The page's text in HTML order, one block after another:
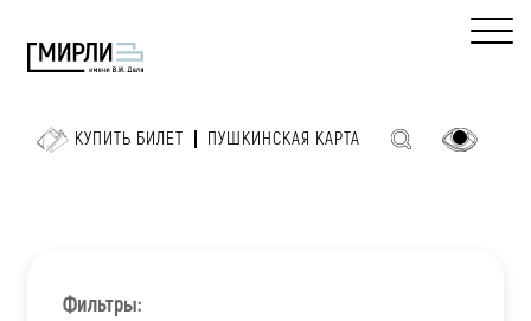
КУПИТЬ БИЛЕТ ПУШКИНСКАЯ КАРТА
Фильтры: